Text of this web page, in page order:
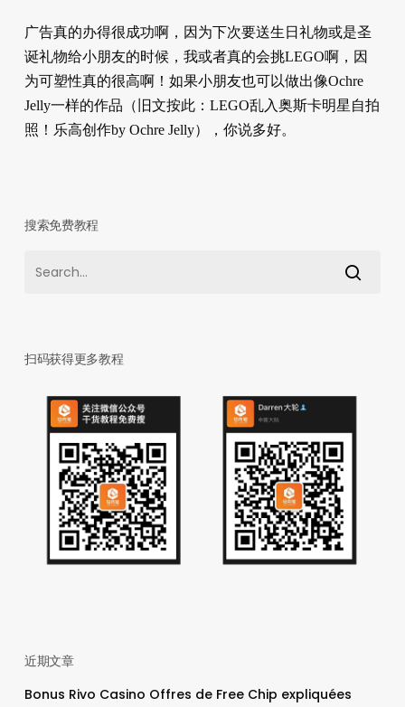
广告真的办得很成功啊，因为下次要送生日礼物或是圣
诞礼物给小朋友的时候，我或者真的会挑LEGO啊，因
为可塑性真的很高啊！如果小朋友也可以做出像Ochre
Jelly一样的作品（旧文按此：LEGO乱入奥斯卡明星自拍
照！乐高创作by Ochre Jelly），你说多好。
搜索免费教程
扫码获得更多教程
近期文章
Bonus Rivo Casino Offres de Free Chip expliquées